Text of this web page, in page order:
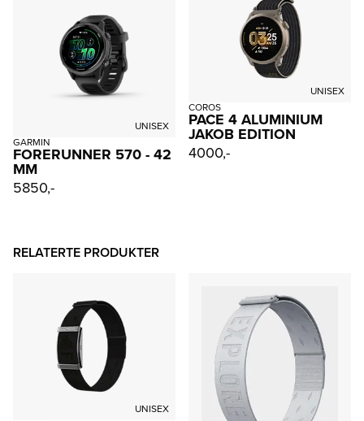
UNISEX
GARMIN
FORERUNNER 570 - 42
MM
5850,-
UNISEX
COROS
PACE 4 ALUMINIUM
JAKOB EDITION
4000,-
RELATERTE PRODUKTER
UNISEX